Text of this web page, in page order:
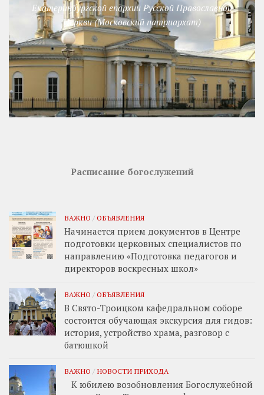
Екатеринбургской епархии Русской Православной
Церкви (Московский патриархат)
Расписание богослужений
ВАЖНО / ОБЪЯВЛЕНИЯ
Начинается прием документов в Центре
подготовки церковных специалистов по
направлению «Подготовка педагогов и
директоров воскресных школ»
ВАЖНО / ОБЪЯВЛЕНИЯ
В Свято-Троицком кафедральном соборе
состоится обучающая экскурсия для гидов:
история, устройство храма, разговор с
батюшкой
ВАЖНО / НОВОСТИ ПРИХОДА
К юбилею возобновления Богослужебной